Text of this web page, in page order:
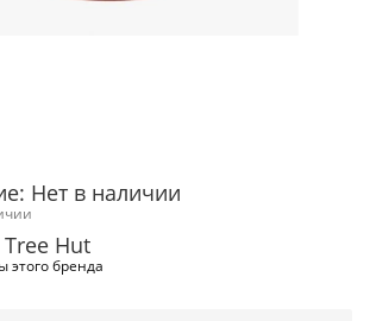
Нет в наличии
Hut
этого бренда